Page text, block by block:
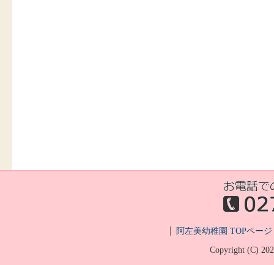
阿左美幼稚園 TOPページ
Copyright (C)